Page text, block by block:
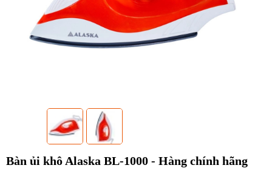
Bàn ủi khô Alaska BL-1000 - Hàng chính hãng